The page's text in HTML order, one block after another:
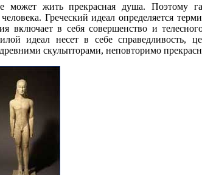
может жить прекрасная душа. Поэтому
Греческий идеал определяется
включает в себя совершенство и
идеал несет в себе справедливость,
скульпторами, неповторимо